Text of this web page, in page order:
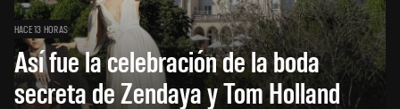
HACE 13 HORAS
Así fue la celebración de la boda
secreta de Zendaya y Tom Holland